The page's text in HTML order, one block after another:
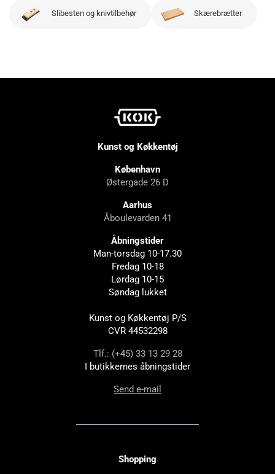
Slibesten og knivtilbehør Skærebrætter
Kunst og Køkkentøj
København
Østergade 26 D
Aarhus
Åboulevarden 41
Åbningstider
Man-torsdag 10-17.30
Fredag 10-18
Lørdag 10-15
Søndag lukket
Kunst og Køkkentøj P/S
CVR 44532298
Tlf.: (+45) 33 13 29 28
I butikkernes åbningstider
Send e-mail
Shopping